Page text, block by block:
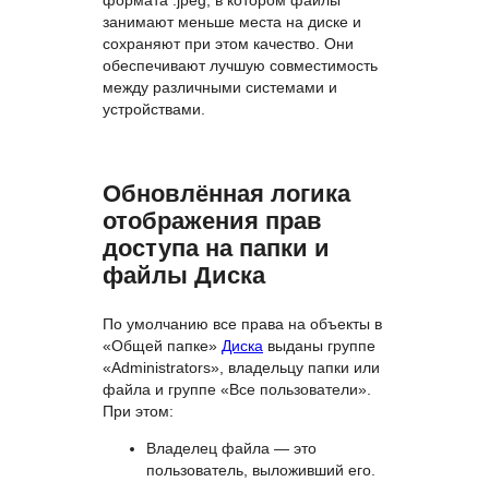
занимают меньше места на диске и
сохраняют при этом качество. Они
обеспечивают лучшую совместимость
между различными системами и
устройствами.
Обновлённая логика
отображения прав
доступа на папки и
файлы Диска
По умолчанию все права на объекты в
«Общей папке» Диска выданы группе
«Administrators», владельцу папки или
файла и группе «Все пользователи».
При этом:
Владелец файла — это
пользователь, выложивший его.